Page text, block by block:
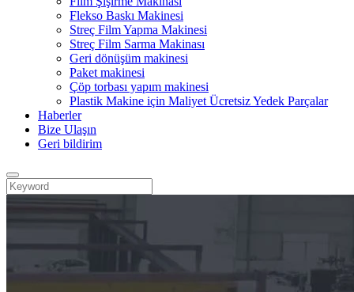
Flekso Baskı Makinesi
Streç Film Yapma Makinesi
Streç Film Sarma Makinası
Geri dönüşüm makinesi
Paket makinesi
Çöp torbası yapım makinesi
Plastik Makine için Maliyet Ücretsiz Yedek Parçalar
Haberler
Bize Ulaşın
Geri bildirim